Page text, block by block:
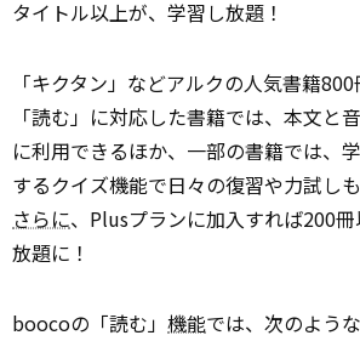
タイトル以上が、学習し放題！
「キクタン」などアルクの人気書籍800
「読む」に対応した書籍では、本文と
に利用できるほか、一部の書籍では、
するクイズ機能で日々の復習や力試しも
さらに、Plusプランに加入すれば200
放題に！
boocoの「読む」 機能では、次のよう